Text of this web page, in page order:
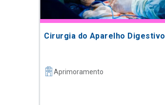
Cirurgia do Aparelho Digestivo
Aprimoramento